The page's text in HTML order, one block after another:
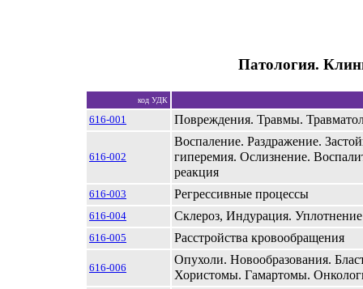
Патология.
код УДК
616-001 Повреждения. Травмы.
616-002
Воспаление. Раздражение.
гиперемия. Ослизнение.
реакция
616-003 Регрессивные процессы
616-004 Склероз, Индурация.
616-005 Расстройства кровообращения
616-006
Опухоли. Новообразования.
Хористомы. Гамартомы.